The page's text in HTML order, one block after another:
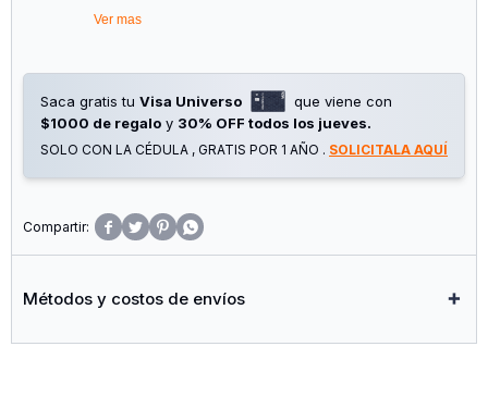
Ver mas
Saca gratis tu Visa Universo
que viene con
$1000 de regalo y 30% OFF todos los jueves.
SOLO CON LA CÉDULA , GRATIS POR 1 AÑO . SOLICITALA AQUÍ
   
Métodos y costos de envíos